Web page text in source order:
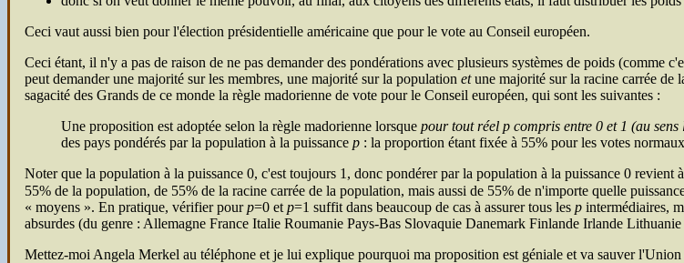
Ceci vaut aussi bien pour l'élection présidentielle américaine que pour le vote au Conseil européen.
Ceci étant, il n'y a pas de raison de ne pas demander des pondérations avec plusieurs systèmes de poids (comme
peut demander une majorité sur les membres, une majorité sur la population etune majorité sur la racine carrée de
sagacité des Grands de ce monde la règle madorienne de vote pour le Conseil européen, qui sont les suivantes :
Une proposition est adoptée selon la règle madorienne lorsque pour tout réel p compris entre 0 et 1 (au sens
des pays pondérés par la population à la puissance p : la proportion étant fixée à 55% pour les votes
Noter que la population à la puissance 0, c'est toujours 1, donc pondérer par la population à la puissance 0
55% de la population, de 55% de la racine carrée de la population, mais aussi de 55% de n'importe quelle
« moyens ». En pratique, vérifier pourp=0 etp=1 suffit dans beaucoup de cas à assurer tous les p intermédiaires,
absurdes (du genre : Allemagne France Italie Roumanie Pays-Bas Slovaquie Danemark Finlande Irlande
Mettez-moi Angela Merkel au téléphone et je lui explique pourquoi ma proposition est géniale et va sauver l'Union